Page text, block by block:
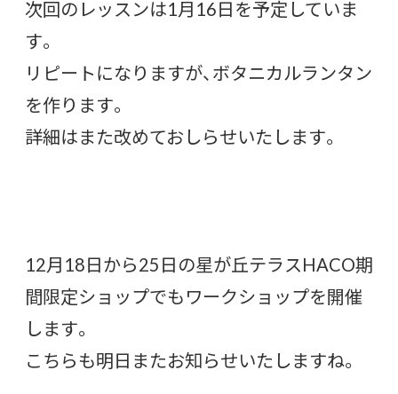
次回のレッスンは1月16日を予定していま
す。
リピートになりますが、ボタニカルランタン
を作ります。
詳細はまた改めておしらせいたします。
12月18日から25日の星が丘テラスHACO期
間限定ショップでもワークショップを開催
します。
こちらも明日またお知らせいたしますね。